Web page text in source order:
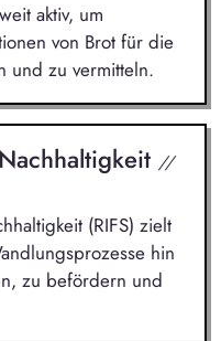
aktiv, um
von Brot für die
und zu vermitteln.
//
(RIFS) zielt
hin
zu befördern und